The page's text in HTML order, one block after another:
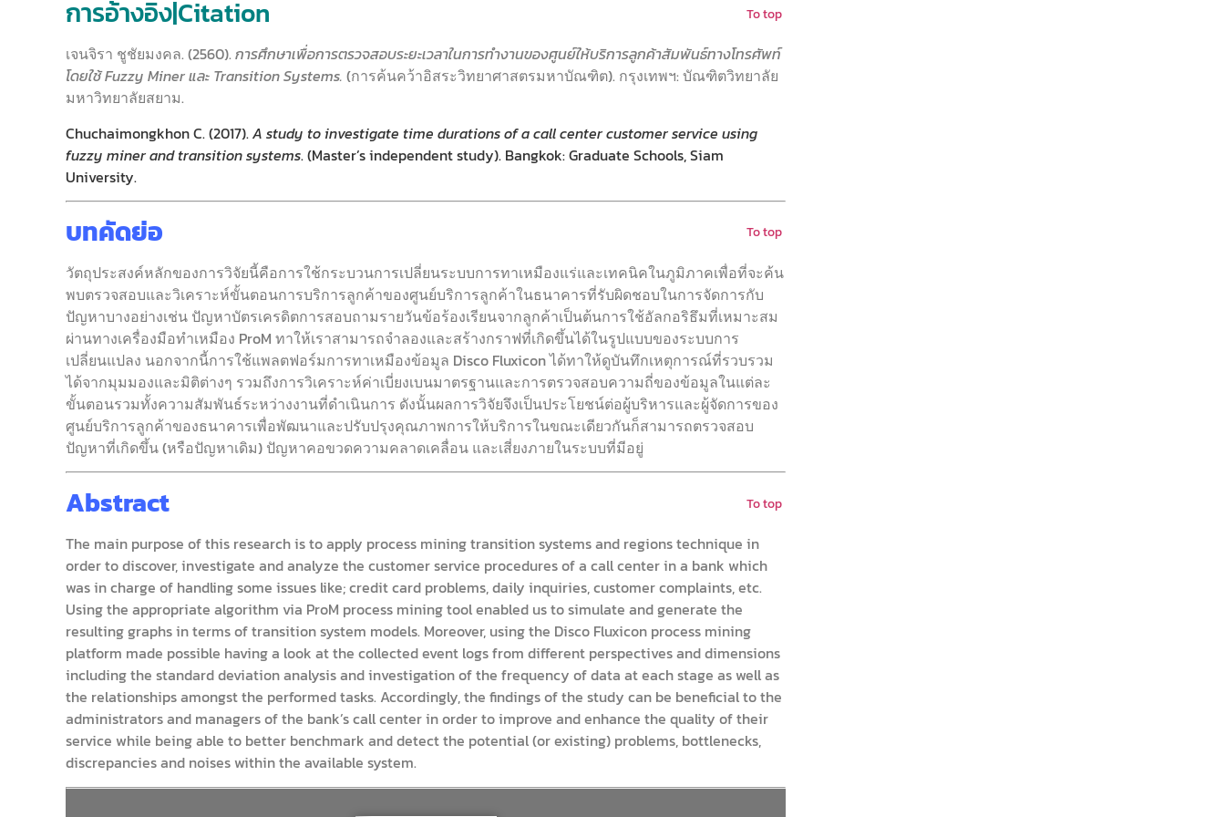
การอ้างอิง|Citation To top
เจนจิรา ชูชัยมงคล. (2560). การศึกษาเพื่อการตรวจสอบระยะเวลาในการทำงานของศูนย์ให้บริการลูกค้าสัมพันธ์ทางโทรศัพท์
โดยใช้ Fuzzy Miner และ Transition Systems. (การค้นคว้าอิสระวิทยาศาสตรมหาบัณฑิต). กรุงเทพฯ: บัณฑิตวิทยาลัย
มหาวิทยาลัยสยาม.
Chuchaimongkhon C. (2017).A study to investigate time durations of a call center customer service using
fuzzy miner and transition systems. (Master’s independent study). Bangkok: Graduate Schools, Siam
University.
บทคัดย่อ To top
วัตถุประสงค์หลักของการวิจัยนี้คือการใช้กระบวนการเปลี่ยนระบบการทาเหมืองแร่และเทคนิคในภูมิภาคเพื่อที่จะค้น
พบตรวจสอบและวิเคราะห์ขั้นตอนการบริการลูกค้าของศูนย์บริการลูกค้าในธนาคารที่รับผิดชอบในการจัดการกับ
ปัญหาบางอย่างเช่น ปัญหาบัตรเครดิตการสอบถามรายวันข้อร้องเรียนจากลูกค้าเป็นต้นการใช้อัลกอริธึมที่เหมาะสม
ผ่านทางเครื่องมือทำเหมือง ProM ทาให้เราสามารถจำลองและสร้างกราฟที่เกิดขึ้นได้ในรูปแบบของระบบการ
เปลี่ยนแปลง นอกจากนี้การใช้แพลตฟอร์มการทาเหมืองข้อมูล Disco Fluxicon ได้ทาให้ดูบันทึกเหตุการณ์ที่รวบรวม
ได้จากมุมมองและมิติต่างๆ รวมถึงการวิเคราะห์ค่าเบี่ยงเบนมาตรฐานและการตรวจสอบความถี่ของข้อมูลในแต่ละ
ขั้นตอนรวมทั้งความสัมพันธ์ระหว่างงานที่ดำเนินการ ดังนั้นผลการวิจัยจึงเป็นประโยชน์ต่อผู้บริหารและผู้จัดการของ
ศูนย์บริการลูกค้าของธนาคารเพื่อพัฒนาและปรับปรุงคุณภาพการให้บริการในขณะเดียวกันก็สามารถตรวจสอบ
ปัญหาที่เกิดขึ้น (หรือปัญหาเดิม) ปัญหาคอขวดความคลาดเคลื่อน และเสี่ยงภายในระบบที่มีอยู่
Abstract To top
The main purpose of this research is to apply process mining transition systems and regions technique in
order to discover, investigate and analyze the customer service procedures of a call center in a bank which
was in charge of handling some issues like; credit card problems, daily inquiries, customer complaints, etc.
Using the appropriate algorithm via ProM process mining tool enabled us to simulate and generate the
resulting graphs in terms of transition system models. Moreover, using the Disco Fluxicon process mining
platform made possible having a look at the collected event logs from different perspectives and dimensions
including the standard deviation analysis and investigation of the frequency of data at each stage as well as
the relationships amongst the performed tasks. Accordingly, the findings of the study can be beneficial to the
administrators and managers of the bank’s call center in order to improve and enhance the quality of their
service while being able to better benchmark and detect the potential (or existing) problems, bottlenecks,
discrepancies and noises within the available system.